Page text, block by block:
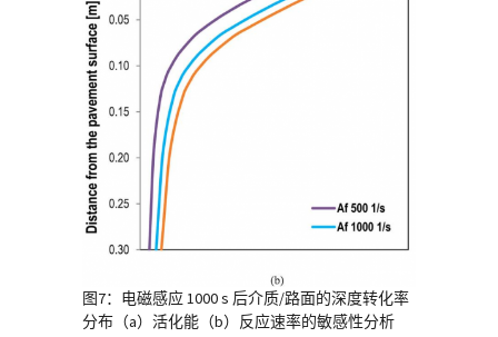
图7：电磁感应 1000 s 后介质/路面的深度转化率
分布（a）活化能（b）反应速率的敏感性分析